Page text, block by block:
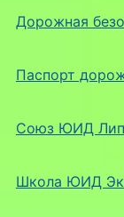
Дорожная
Паспорт
Союз ЮИД
Школа ЮИД